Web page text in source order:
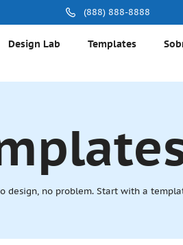
(888) 888-8888
Design Lab Templates
design, no problem. Start with a